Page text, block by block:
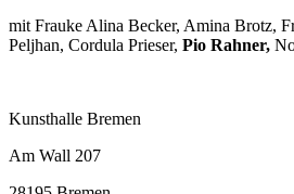
mit Frauke Alina Becker, Amina Brotz,
Peljhan, Cordula Prieser, Pio Rahner,
Kunsthalle Bremen
Am Wall 207